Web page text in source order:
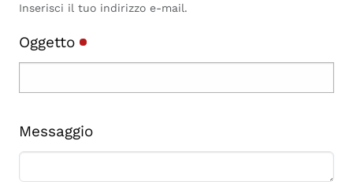
Inserisci il tuo indirizzo e-mail.
Oggetto
Messaggio